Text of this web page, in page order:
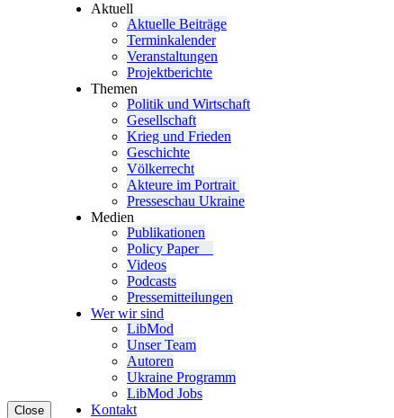
Close
Aktuell
Aktu­elle Beiträge
Ter­min­ka­len­der
Ver­an­stal­tun­gen
Pro­jekt­be­richte
Themen
Politik und Wirtschaft
Gesell­schaft
Krieg und Frieden
Geschichte
Völ­ker­recht
Akteure im Portrait
Pres­se­schau Ukraine
Medien
Publi­ka­tio­nen
Policy Paper
Videos
Pod­casts
Pres­se­mit­tei­lun­gen
Wer wir sind
LibMod
Unser Team
Autoren
Ukraine Pro­gramm
LibMod Jobs
Kontakt